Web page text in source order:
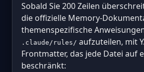
Sobald Sie 200 Zeilen
die offizielle Memory-
themenspezifische
.claude/rules/ aufzuteilen, mit
Frontmatter, das jede Datei auf
beschränkt: